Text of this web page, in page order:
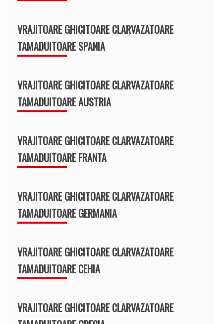
VRAJITOARE GHICITOARE CLARVAZATOARE
TAMADUITOARE SPANIA
VRAJITOARE GHICITOARE CLARVAZATOARE
TAMADUITOARE AUSTRIA
VRAJITOARE GHICITOARE CLARVAZATOARE
TAMADUITOARE FRANTA
VRAJITOARE GHICITOARE CLARVAZATOARE
TAMADUITOARE GERMANIA
VRAJITOARE GHICITOARE CLARVAZATOARE
TAMADUITOARE CEHIA
VRAJITOARE GHICITOARE CLARVAZATOARE